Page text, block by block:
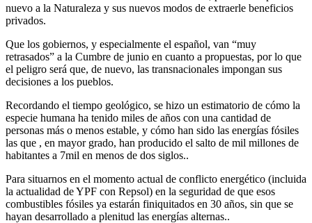
nuevo a la Naturaleza y sus nuevos modos de extraerle beneficios
privados.
Que los gobiernos, y especialmente el español, van “muy
retrasados” a la Cumbre de junio en cuanto a propuestas, por lo que
el peligro será que, de nuevo, las transnacionales impongan sus
decisiones a los pueblos.
Recordando el tiempo geológico, se hizo un estimatorio de cómo la
especie humana ha tenido miles de años con una cantidad de
personas más o menos estable, y cómo han sido las energías fósiles
las que , en mayor grado, han producido el salto de mil millones de
habitantes a 7mil en menos de dos siglos..
Para situarnos en el momento actual de conflicto energético (incluida
la actualidad de YPF con Repsol) en la seguridad de que esos
combustibles fósiles ya estarán finiquitados en 30 años, sin que se
hayan desarrollado a plenitud las energías alternas..